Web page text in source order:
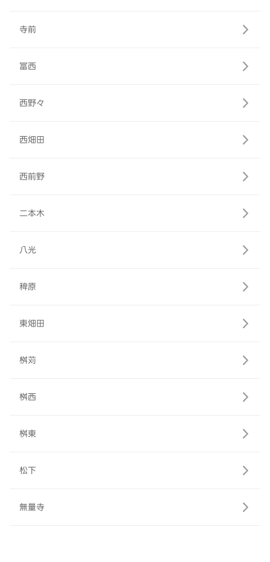
寺前
冨西
西野々
西畑田
西前野
二本木
八光
稗原
東畑田
桝苅
桝西
桝東
松下
無量寺